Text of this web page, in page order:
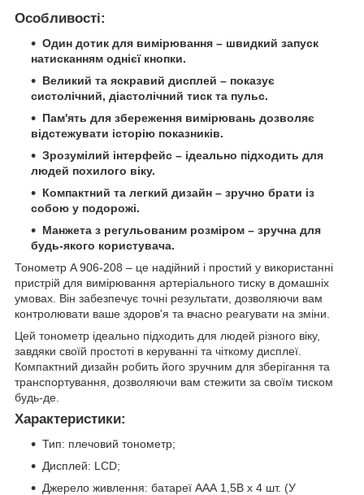
Особливості:
Один дотик для вимірювання – швидкий запуск
натисканням однієї кнопки.
Великий та яскравий дисплей – показує
систолічний, діастолічний тиск та пульс.
Пам'ять для збереження вимірювань дозволяє
відстежувати історію показників.
Зрозумілий інтерфейс – ідеально підходить для
людей похилого віку.
Компактний та легкий дизайн – зручно брати із
собою у подорожі.
Манжета з регульованим розміром – зручна для
будь-якого користувача.
Тонометр A 906-208 – це надійний і простий у використанні
пристрій для вимірювання артеріального тиску в домашніх
умовах. Він забезпечує точні результати, дозволяючи вам
контролювати ваше здоров'я та вчасно реагувати на зміни.
Цей тонометр ідеально підходить для людей різного віку,
завдяки своїй простоті в керуванні та чіткому дисплеї.
Компактний дизайн робить його зручним для зберігання та
транспортування, дозволяючи вам стежити за своїм тиском
будь-де.
Характеристики:
Тип: плечовий тонометр;
Дисплей: LCD;
Джерело живлення: батареї ААА 1,5В х 4 шт. (У